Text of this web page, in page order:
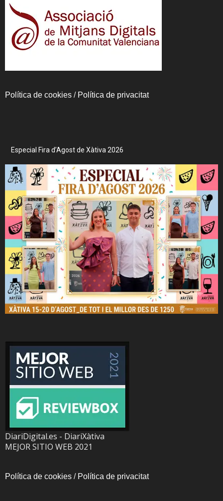
Política de cookies / Política de privacitat
Especial Fira d’Agost de Xàtiva 2026
DiariDigital.es - DiariXàtiva
MEJOR SITIO WEB 2021
Política de cookies / Política de privacitat